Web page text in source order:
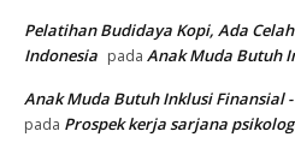
Pelatihan Budidaya Kopi, Ada
Indonesia pada Anak Muda Butuh
Anak Muda Butuh Inklusi Finansial
pada Prospek kerja sarjana